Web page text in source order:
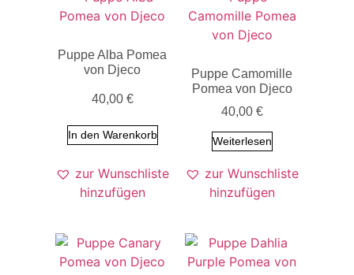
Puppe Alba Pomea
von Djeco
40,00 €
In den Warenkorb
zur Wunschliste
hinzufügen
Puppe Camomille
Pomea von Djeco
40,00 €
Weiterlesen
zur Wunschliste
hinzufügen